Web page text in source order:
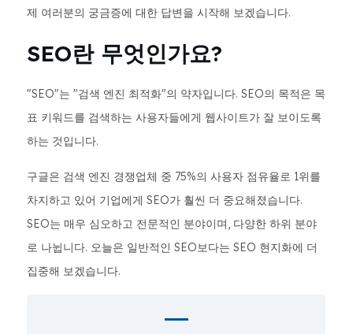
제 여러분의 궁금증에 대한 답변을 시작해 보겠습니다.
SEO란 무엇인가요?
"SEO"는 "검색 엔진 최적화"의 약자입니다. SEO의 목적은 목
표 키워드를 검색하는 사용자들에게 웹사이트가 잘 보이도록
하는 것입니다.
구글은 검색 엔진 경쟁업체 중 75%의 사용자 점유율로 1위를
차지하고 있어 기업에게 SEO가 훨씬 더 중요해졌습니다.
SEO는 매우 심오하고 전문적인 분야이며, 다양한 하위 분야
로 나뉩니다. 오늘은 일반적인 SEO보다는 SEO 현지화에 더
집중해 보겠습니다.